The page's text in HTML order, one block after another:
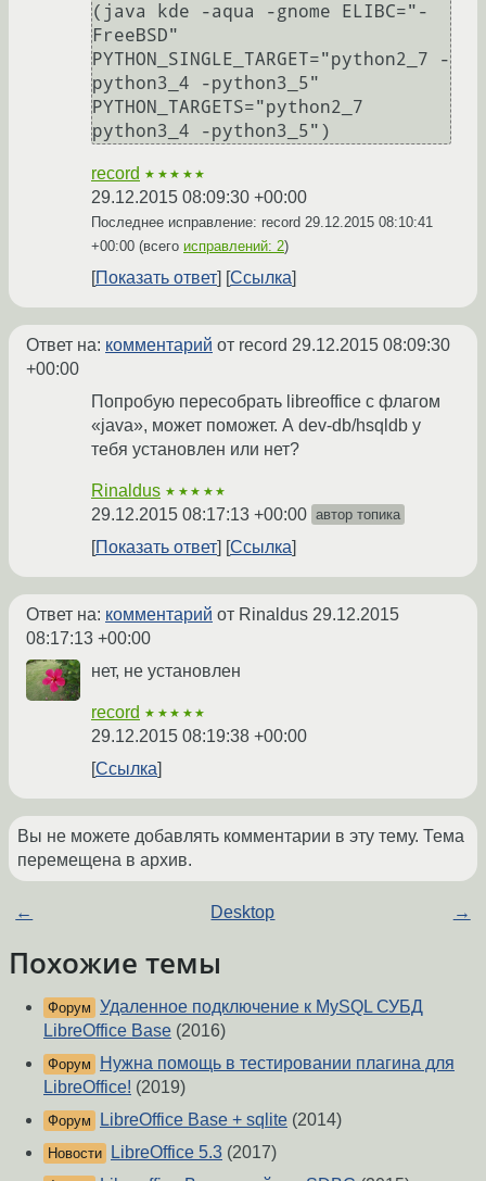
(java kde -aqua -gnome ELIBC="-
FreeBSD"
PYTHON_SINGLE_TARGET="python2_7 -
python3_4 -python3_5"
PYTHON_TARGETS="python2_7
record ★★★★★
29.12.2015 08:09:30 +00:00
Последнее исправление: record 29.12.2015 08:10:41
+00:00 (всего исправлений: 2)
Показать ответ Ссылка
Ответ на: комментарий от record 29.12.2015 08:09:30
+00:00
Попробую пересобрать libreoffice с флагом
«java», может поможет. А dev-db/hsqldb у
тебя установлен или нет?
Rinaldus ★★★★★
29.12.2015 08:17:13 +00:00 автор топика
Показать ответ Ссылка
Ответ на: комментарий от Rinaldus 29.12.2015
08:17:13 +00:00
нет, не установлен
record ★★★★★
29.12.2015 08:19:38 +00:00
Ссылка
Вы не можете добавлять комментарии в эту тему. Тема
перемещена в архив.
← Desktop →
Похожие темы
Форум Удаленное подключение к MySQL СУБД
LibreOffice Base (2016)
Форум
Нужна помощь в тестировании плагина для
LibreOffice! (2019)
Форум LibreOffice Base + sqlite (2014)
Новости LibreOffice 5.3 (2017)